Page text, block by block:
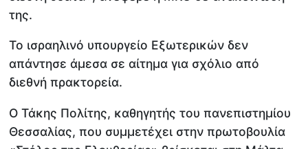
της.
Το ισραηλινό υπουργείο Εξωτερικών δεν
απάντησε άμεσα σε αίτημα για σχόλιο από
διεθνή πρακτορεία.
Ο Τάκης Πολίτης, καθηγητής του πανεπιστημίου
Θεσσαλίας, που συμμετέχει στην πρωτοβουλία